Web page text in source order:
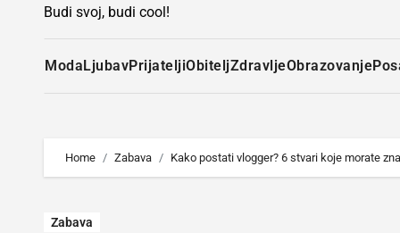
Budi svoj, budi cool!
ModaLjubavPrijateljiObiteljZdravljeObrazovanje
Home Zabava Kako postati vlogger? 6 stvari koje morate
Zabava